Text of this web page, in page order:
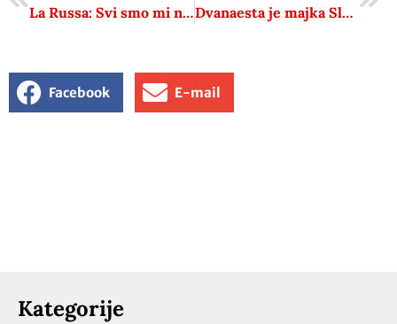
La Russa: Svi smo mi nasljednici Mussolinija! Dvanaesta je majka Slavonije
Facebook E-mail
Kategorije